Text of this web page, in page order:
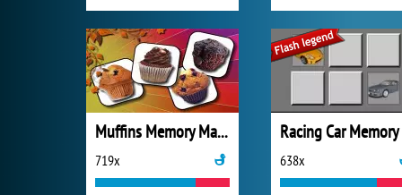
Muffins Memory Match
719x
Racing Car Memory
638x